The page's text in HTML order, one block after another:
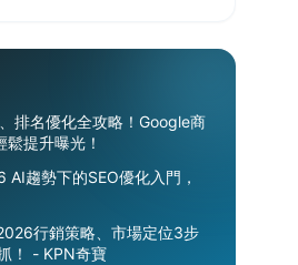
排名優化全攻略！Google商
提升曝光！
AI趨勢下的SEO優化入門，
行銷策略、市場定位3步
！ - KPN奇寶